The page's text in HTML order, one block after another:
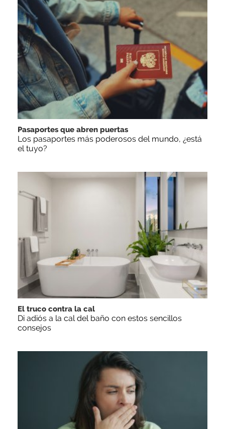
Pasaportes que abren puertas
Los pasaportes más poderosos del mundo, ¿está
el tuyo?
El truco contra la cal
Di adiós a la cal del baño con estos sencillos
consejos